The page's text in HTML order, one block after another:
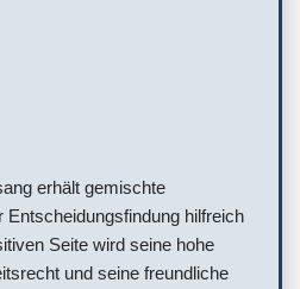
erhält gemischte
Entscheidungsfindung hilfreich
Seite wird seine hohe
und seine freundliche